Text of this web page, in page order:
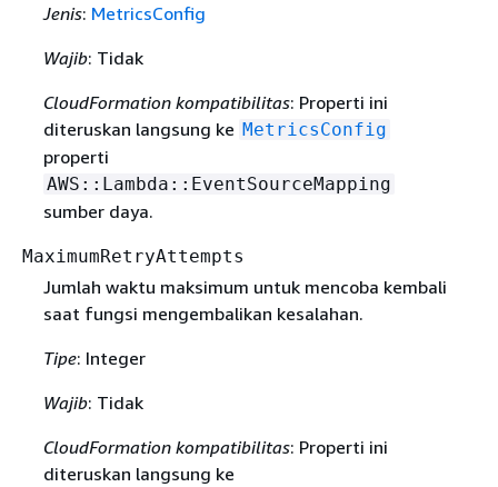
Jenis: MetricsConfig
Wajib: Tidak
CloudFormation kompatibilitas: Properti ini
diteruskan langsung ke MetricsConfig
properti
AWS::Lambda::EventSourceMapping
sumber daya.
MaximumRetryAttempts
Jumlah waktu maksimum untuk mencoba kembali
saat fungsi mengembalikan kesalahan.
Tipe: Integer
Wajib: Tidak
CloudFormation kompatibilitas: Properti ini
diteruskan langsung ke